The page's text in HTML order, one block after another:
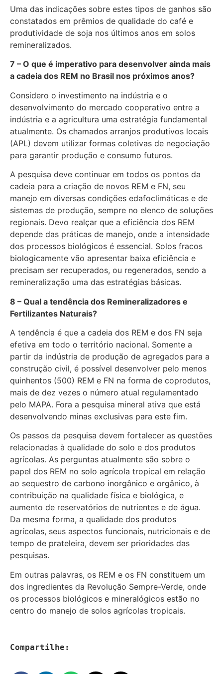
Uma das indicações sobre estes tipos de ganhos são
constatados em prêmios de qualidade do café e
produtividade de soja nos últimos anos em solos
remineralizados.
7 – O que é imperativo para desenvolver ainda mais
a cadeia dos REM no Brasil nos próximos anos?
Considero o investimento na indústria e o
desenvolvimento do mercado cooperativo entre a
indústria e a agricultura uma estratégia fundamental
atualmente. Os chamados arranjos produtivos locais
(APL) devem utilizar formas coletivas de negociação
para garantir produção e consumo futuros.
A pesquisa deve continuar em todos os pontos da
cadeia para a criação de novos REM e FN, seu
manejo em diversas condições edafoclimáticas e de
sistemas de produção, sempre no elenco de soluções
regionais. Devo realçar que a eficiência dos REM
depende das práticas de manejo, onde a intensidade
dos processos biológicos é essencial. Solos fracos
biologicamente vão apresentar baixa eficiência e
precisam ser recuperados, ou regenerados, sendo a
remineralização uma das estratégias básicas.
8 – Qual a tendência dos Remineralizadores e
Fertilizantes Naturais?
A tendência é que a cadeia dos REM e dos FN seja
efetiva em todo o território nacional. Somente a
partir da indústria de produção de agregados para a
construção civil, é possível desenvolver pelo menos
quinhentos (500) REM e FN na forma de coprodutos,
mais de dez vezes o número atual regulamentado
pelo MAPA. Fora a pesquisa mineral ativa que está
desenvolvendo minas exclusivas para este fim.
Os passos da pesquisa devem fortalecer as questões
relacionadas à qualidade do solo e dos produtos
agrícolas. As perguntas atualmente são sobre o
papel dos REM no solo agrícola tropical em relação
ao sequestro de carbono inorgânico e orgânico, à
contribuição na qualidade física e biológica, e
aumento de reservatórios de nutrientes e de água.
Da mesma forma, a qualidade dos produtos
agrícolas, seus aspectos funcionais, nutricionais e de
tempo de prateleira, devem ser prioridades das
pesquisas.
Em outras palavras, os REM e os FN constituem um
dos ingredientes da Revolução Sempre-Verde, onde
os processos biológicos e mineralógicos estão no
centro do manejo de solos agrícolas tropicais.
Compartilhe: